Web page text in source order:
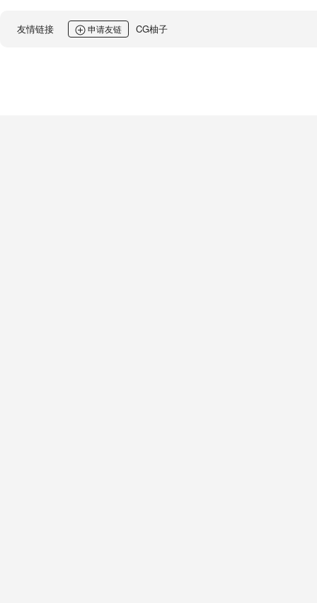
友情链接 申请友链 CG柚子